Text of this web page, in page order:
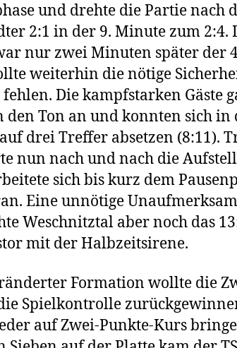
und drehte die Partie nach
2:1 in der 9. Minute zum 2:4.
nur zwei Minuten später der
weiterhin die nötige
Die kampfstarken Gäste
Ton an und konnten sich in
drei Treffer absetzen (8:11).
nun nach und nach die
sich bis kurz dem
Eine unnötige
Weschnitztal aber noch das
mit der Halbzeitsirene.
Formation wollte die
Spielkontrolle
auf Zwei-Punkte-Kurs